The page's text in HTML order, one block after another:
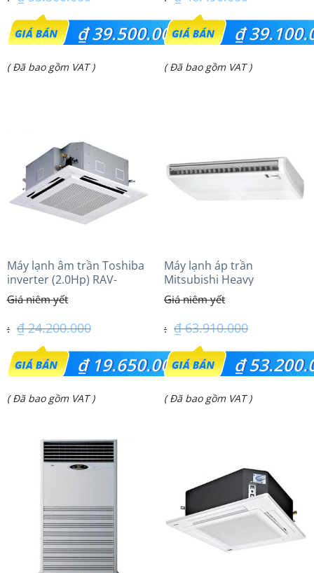
Giá
gốc
là:
₫39.500.000
Giá
₫ 39.500.000.
( Đã bao gồm VAT )
Giá
gốc
là:
₫
Giá
₫ 39.100.000.
( Đã bao gồm VAT )
Máy lạnh âm trần Toshiba
inverter (2.0Hp) RAV-
GV1801AP-V
₫24.200.000
Giá
gốc
là:
₫19.650.000
Giá
( Đã bao gồm VAT )
Máy lạnh áp trần
Mitsubishi Heavy
FDE125VG (5.0Hp) Cao cấp
– 1 Pha
₫63.910.000
Giá
gốc
là:
₫
Giá
₫ 53.200.000.
( Đã bao gồm VAT )